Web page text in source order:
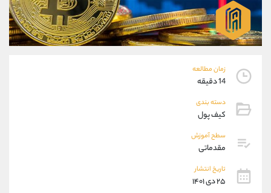
زمان مطالعه
14 دقیقه
دسته بندی
کیف پول
سطح آموزش
مقدماتی
تاریخ انتشار
۲۵ دی ۱۴۰۱
09304891085
واتساپ شروع گفتگو
تلگرام @Armteam_admin_103
داخلی 103
پشتیبان فروش
واتساپ
داخلی
اطلاعات تماس (دفتر فروش)